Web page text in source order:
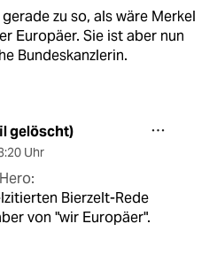
zu so, als wäre Merkel
Europäer. Sie ist aber nun
Bundeskanzlerin.
gelöscht)
Uhr
Bierzelt-Rede
von "wir Europäer".